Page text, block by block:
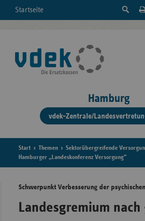
Startseite
Suche
Hamburg
vdek-Zentrale/
Start Themen
Sektorübergreifende
Hamburger „Landeskonferenz Versorgung“
Schwerpunkt Verbesserung der
Landesgremium nach